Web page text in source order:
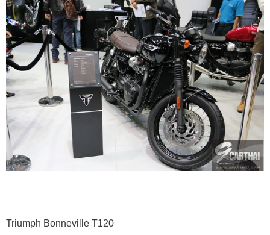
Triumph Bonneville T120